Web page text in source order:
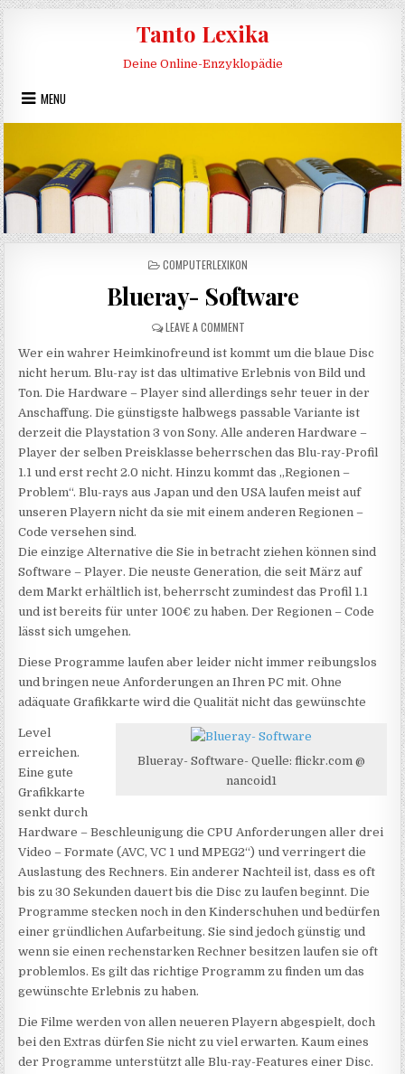
Skip to content
Tanto Lexika
Deine Online-Enzyklopädie
MENU
POSTED IN
COMPUTERLEXIKON
Blueray- Software
LEAVE A COMMENTON BLUERAY- SOFTWARE
Wer ein wahrer Heimkinofreund ist kommt um die blaue Disc
nicht herum. Blu-ray ist das ultimative Erlebnis von Bild und
Ton. Die Hardware – Player sind allerdings sehr teuer in der
Anschaffung. Die günstigste halbwegs passable Variante ist
derzeit die Playstation 3 von Sony. Alle anderen Hardware –
Player der selben Preisklasse beherrschen das Blu-ray-Profil
1.1 und erst recht 2.0 nicht. Hinzu kommt das „Regionen –
Problem“. Blu-rays aus Japan und den USA laufen meist auf
unseren Playern nicht da sie mit einem anderen Regionen –
Code versehen sind.
Die einzige Alternative die Sie in betracht ziehen können sind
Software – Player. Die neuste Generation, die seit März auf
dem Markt erhältlich ist, beherrscht zumindest das Profil 1.1
und ist bereits für unter 100€ zu haben. Der Regionen – Code
lässt sich umgehen.
Diese Programme laufen aber leider nicht immer reibungslos
und bringen neue Anforderungen an Ihren PC mit. Ohne
adäquate Grafikkarte wird die Qualität nicht das gewünschte
Blueray- Software- Quelle: flickr.com @
nancoid1
Level
erreichen.
Eine gute
Grafikkarte
senkt durch
Hardware – Beschleunigung die CPU Anforderungen aller drei
Video – Formate (AVC, VC 1 und MPEG2“) und verringert die
Auslastung des Rechners. Ein anderer Nachteil ist, dass es oft
bis zu 30 Sekunden dauert bis die Disc zu laufen beginnt. Die
Programme stecken noch in den Kinderschuhen und bedürfen
einer gründlichen Aufarbeitung. Sie sind jedoch günstig und
wenn sie einen rechenstarken Rechner besitzen laufen sie oft
problemlos. Es gilt das richtige Programm zu finden um das
gewünschte Erlebnis zu haben.
Die Filme werden von allen neueren Playern abgespielt, doch
bei den Extras dürfen Sie nicht zu viel erwarten. Kaum eines
der Programme unterstützt alle Blu-ray-Features einer Disc.